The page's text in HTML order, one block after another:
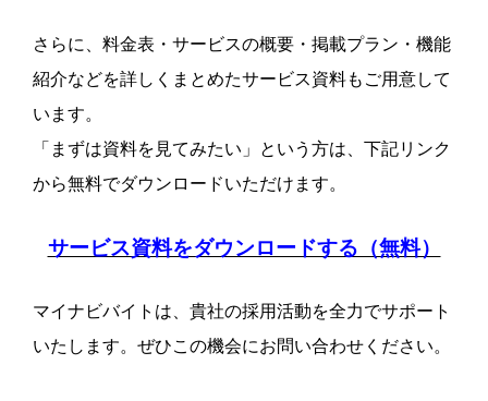
さらに、料金表・サービスの概要・掲載プラン・機能
紹介などを詳しくまとめたサービス資料もご用意して
います。
「まずは資料を見てみたい」という方は、下記リンク
から無料でダウンロードいただけます。
サービス資料をダウンロードする（無料）
マイナビバイトは、貴社の採用活動を全力でサポート
いたします。ぜひこの機会にお問い合わせください。